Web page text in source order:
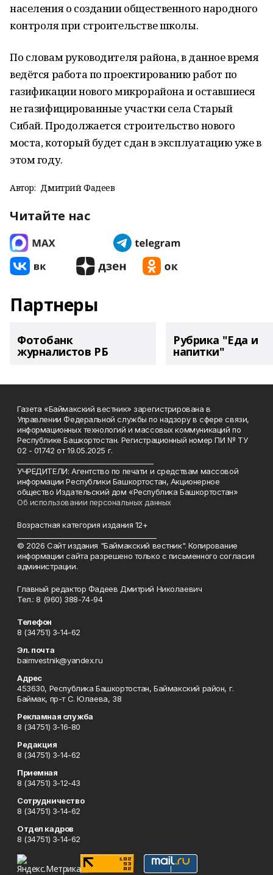
населения о создании общественного народного
контроля при строительстве школы.
По словам руководителя района, в данное время
ведётся работа по проектированию работ по
газификации нового микрорайона и оставшиеся
не газифицированные участки села Старый
Сибай. Продолжается строительство нового
моста, который будет сдан в эксплуатацию уже в
этом году.
Автор: Дмитрий Фадеев
Читайте нас
Партнеры
Фотобанк
журналистов РБ
Рубрика "Еда и
напитки"
Газета «Баймакский вестник» зарегистрирована в
Управлении Федеральной службы по надзору в сфере связи,
информационных технологий и массовых коммуникаций по
Республике Башкортостан. Регистрационный номер ПИ № ТУ
02 - 01742 от 19.05.2025 г.
УЧРЕДИТЕЛИ: Агентство по печати и средствам массовой
информации Республики Башкортостан, Акционерное
общество Издательский дом «Республика Башкортостан»
Об использовании персональных данных
Возрастная категория издания 12+
© 2026 Сайт издания "Баймакский вестник". Копирование
информации сайта разрешено только с письменного согласия
администрации.
Главный редактор Фадеев Дмитрий Николаевич
Тел.: 8 (960) 388-74-94
Телефон
8 (34751) 3-14-62
Эл. почта
baimvestnik@yandex.ru
Адрес
453630, Республика Башкортостан, Баймакский район, г.
Баймак, пр-т С. Юлаева, 38
Рекламная служба
8 (34751) 3-16-80
Редакция
8 (34751) 3-14-62
Приемная
8 (34751) 3-12-43
Сотрудничество
8 (34751) 3-14-62
Отдел кадров
8 (34751) 3-14-62